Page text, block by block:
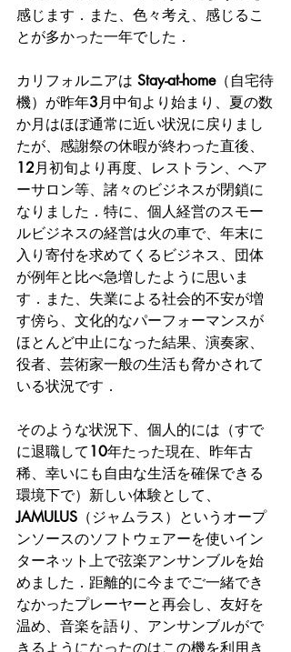
感じます．また、色々考え、感じるこ
とが多かった一年でした．
カリフォルニアは Stay-at-home（自宅待
機）が昨年3月中旬より始まり、夏の数
か月はほぼ通常に近い状況に戻りまし
たが、感謝祭の休暇が終わった直後、
12月初旬より再度、レストラン、ヘア
ーサロン等、諸々のビジネスが閉鎖に
なりました．特に、個人経営のスモー
ルビジネスの経営は火の車で、年末に
入り寄付を求めてくるビジネス、団体
が例年と比べ急増したように思いま
す．また、失業による社会的不安が増
す傍ら、文化的なパーフォーマンスが
ほとんど中止になった結果、演奏家、
役者、芸術家一般の生活も脅かされて
いる状況です．
そのような状況下、個人的には（すで
に退職して10年たった現在、昨年古
稀、幸いにも自由な生活を確保できる
環境下で）新しい体験として、
JAMULUS （ジャムラス）というオープ
ンソースのソフトウェアーを使いイン
ターネット上で弦楽アンサンブルを始
めました．距離的に今までご一緒でき
なかったプレーヤーと再会し、友好を
温め、音楽を語り、アンサンブルがで
きるようになったのはこの機を利用き